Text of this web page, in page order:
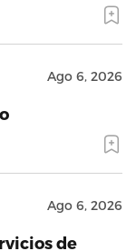
Ago 6, 2026
Ago 6, 2026
de